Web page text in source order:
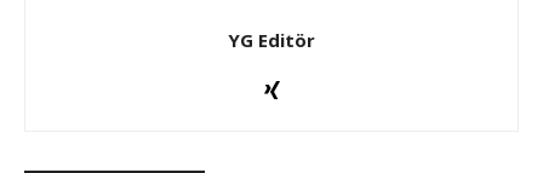
YG Editör